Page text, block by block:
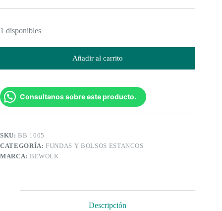
1 disponibles
Añadir al carrito
Consultanos sobre este producto.
SKU:BB 1005
CATEGORÍA:FUNDAS Y BOLSOS ESTANCOS
MARCA: BEWOLK
Descripción